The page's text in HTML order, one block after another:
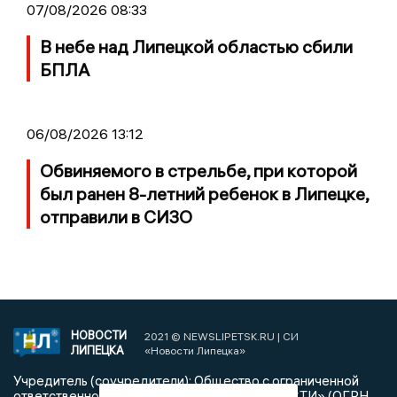
07/08/2026 08:33
В небе над Липецкой областью сбили
БПЛА
06/08/2026 13:12
Обвиняемого в стрельбе, при которой
был ранен 8-летний ребенок в Липецке,
отправили в СИЗО
НОВОСТИ
ЛИПЕЦКА
2021 © NEWSLIPETSK.RU | СИ
«Новости Липецка»
Учредитель (соучредители): Общество с ограниченной